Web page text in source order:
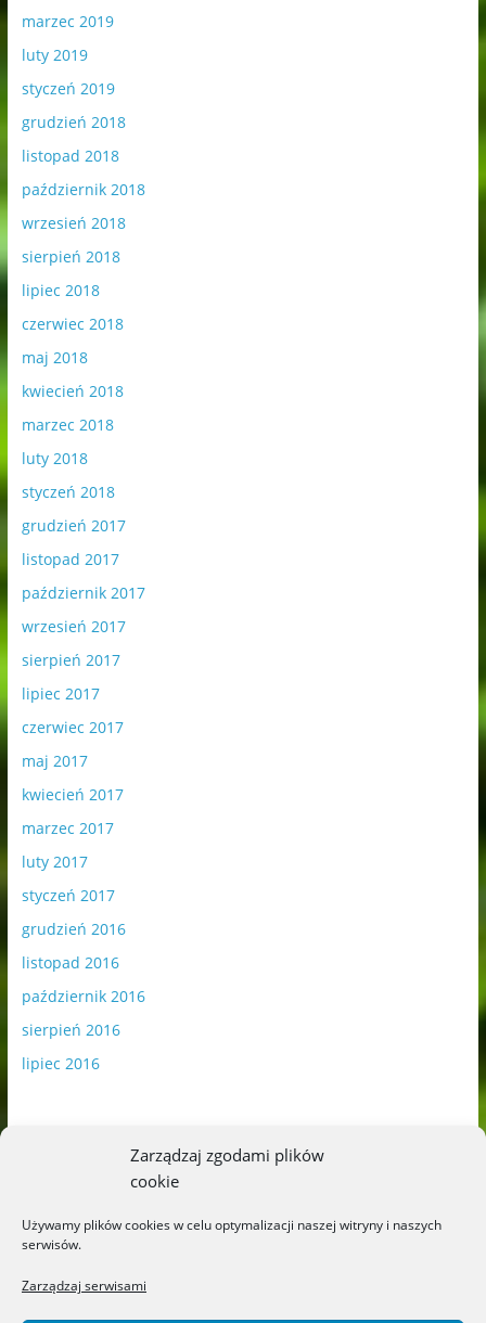
Zarządzaj zgodami plików
cookie
Używamy plików cookies w celu optymalizacji naszej witryny i naszych
serwisów.
Zarządzaj serwisami
marzec 2019
luty 2019
styczeń 2019
grudzień 2018
listopad 2018
październik 2018
wrzesień 2018
sierpień 2018
lipiec 2018
czerwiec 2018
maj 2018
kwiecień 2018
marzec 2018
luty 2018
styczeń 2018
grudzień 2017
listopad 2017
październik 2017
wrzesień 2017
sierpień 2017
lipiec 2017
czerwiec 2017
maj 2017
kwiecień 2017
marzec 2017
luty 2017
styczeń 2017
grudzień 2016
listopad 2016
październik 2016
sierpień 2016
lipiec 2016